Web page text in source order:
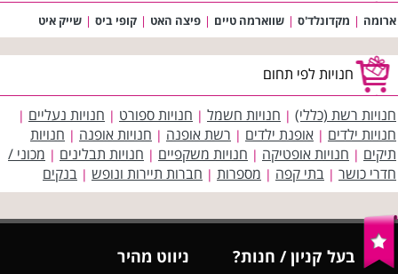
ארומה | מקדונלד'ס | שווארמה טיים | פיצה האט | קופי ביס | שייק איט
חנויות לפי תחום
חנויות רשת (כללי) | חנויות חשמל | חנויות ספורט | חנויות נעליים |
חנויות ילדים | אופנת ילדים | רשת אופנה | חנויות אופנה | חנויות
תיקים | חנויות אופטיקה | חנויות משקפיים | חנויות תבלינים | מכוני /
חדרי כושר | בתי קפה | מספרות | חברות תיירות ונופש | בנקים
בעל קניון / חנות?
ניווט מהיר